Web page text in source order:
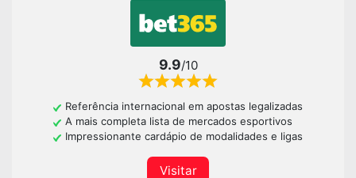
9.9/10
Referência internacional em apostas legalizadas
A mais completa lista de mercados esportivos
Impressionante cardápio de modalidades e ligas
Visitar